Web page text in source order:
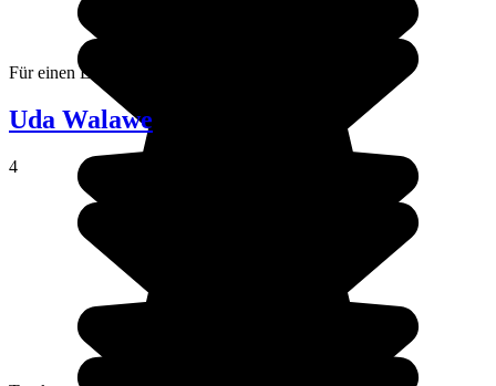
Für einen Elefantenritt : Habarana.
Uda Walawe
4